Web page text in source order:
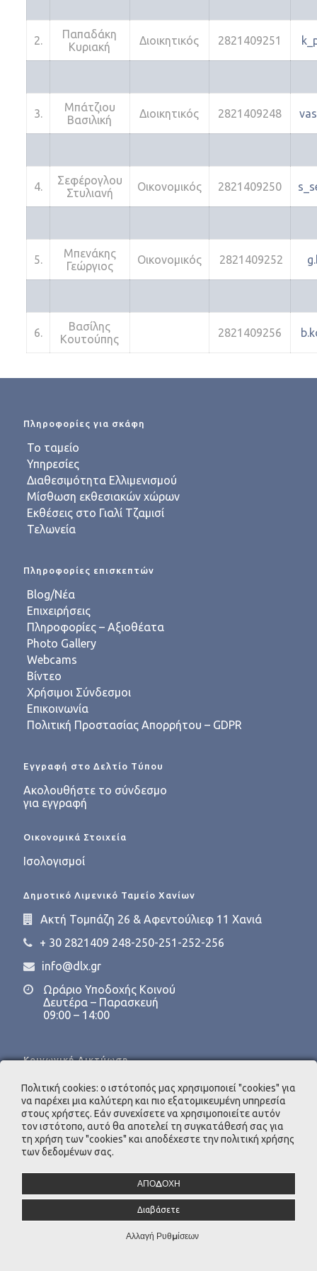
2.
Παπαδάκη
Κυριακή
Διοικητικός 2821409251
3.
Μπάτζιου
Βασιλική
Διοικητικός 2821409248
4.
Σεφέρογλου
Στυλιανή
Οικονομικός 2821409250
5.
Μπενάκης
Γεώργιος
Οικονομικός 2821409252
6.
Βασίλης
Κουτούπης
2821409256
Πληροφορίες για σκάφη
Το ταμείο
Υπηρεσίες
Διαθεσιμότητα Ελλιμενισμού
Μίσθωση εκθεσιακών χώρων
Εκθέσεις στο Γιαλί Τζαμισί
Τελωνεία
Πληροφορίες επισκεπτών
Blog/Νέα
Επιχειρήσεις
Πληροφορίες – Αξιοθέατα
Photo Gallery
Webcams
Βίντεο
Χρήσιμοι Σύνδεσμοι
Επικοινωνία
Πολιτική Προστασίας Απορρήτου – GDPR
Εγγραφή στο Δελτίο Τύπου
Ακολουθήστε το σύνδεσμο
για εγγραφή
Οικονομικά Στοιχεία
Ισολογισμοί
Δημοτικό Λιμενικό Ταμείο Χανίων
Ακτή Τομπάζη 26 & Αφεντούλιεφ 11 Χανιά
+ 30 2821409 248-250-251-252-256
info@dlx.gr
Ωράριο Υποδοχής Κοινού
Δευτέρα – Παρασκευή
09:00 – 14:00
Κοινωνική Δικτύωση
Υπεύθυνη Προστασίας Προσωπικών Δεδομένων
e-mail:dpo@dlx.gr
Πολιτική cookies: ο ιστότοπός μας χρησιμοποιεί "cookies" για
να παρέχει μια καλύτερη και πιο εξατομικευμένη υπηρεσία
στους χρήστες. Εάν συνεχίσετε να χρησιμοποιείτε αυτόν
τον ιστότοπο, αυτό θα αποτελεί τη συγκατάθεσή σας για
τη χρήση των "cookies" και αποδέχεστε την πολιτική χρήσης
των δεδομένων σας.
ΑΠΟΔΟΧΗ
Διαβάσετε
Αλλαγή Ρυθμίσεων